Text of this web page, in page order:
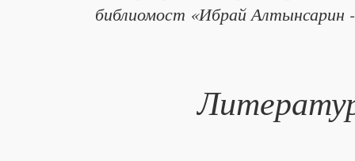
библиомост «Ибрай Алтынсарин